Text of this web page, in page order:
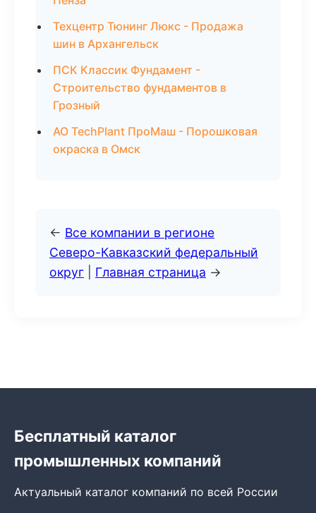
Техцентр Тюнинг Люкс - Продажа
шин в Архангельск
ПСК Классик Фундамент -
Строительство фундаментов в
Грозный
АО TechPlant ПроМаш - Порошковая
окраска в Омск
← Все компании в регионе
Северо-Кавказский федеральный
округ
Главная страница →
Бесплатный каталог
промышленных компаний
Актуальный каталог компаний по всей России